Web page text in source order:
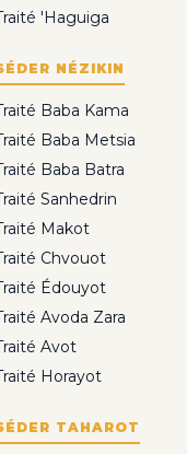
'Haguiga
NÉZIKIN
Baba Kama
Baba Metsia
Baba Batra
Sanhedrin
Makot
Chvouot
Édouyot
Avoda Zara
Avot
Horayot
TAHAROT